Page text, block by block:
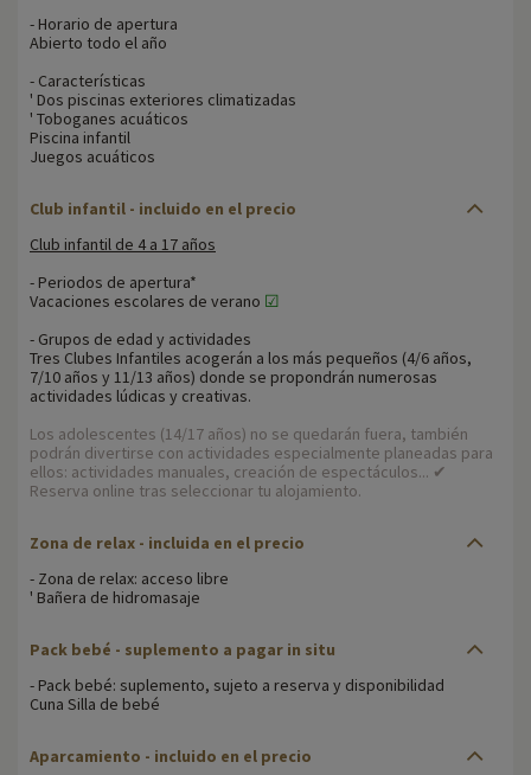
- Horario de apertura
Abierto todo el año
- Características
' Dos piscinas exteriores climatizadas
' Toboganes acuáticos
Piscina infantil
Juegos acuáticos
Club infantil - incluido en el precio
Club infantil de 4 a 17 años
- Periodos de apertura*
Vacaciones escolares de verano ☑
- Grupos de edad y actividades
Tres Clubes Infantiles acogerán a los más pequeños (4/6 años,
7/10 años y 11/13 años) donde se propondrán numerosas
actividades lúdicas y creativas.
Los adolescentes (14/17 años) no se quedarán fuera, también
podrán divertirse con actividades especialmente planeadas para
ellos: actividades manuales, creación de espectáculos... ✔
Reserva online tras seleccionar tu alojamiento.
Zona de relax - incluida en el precio
- Zona de relax: acceso libre
' Bañera de hidromasaje
Pack bebé - suplemento a pagar in situ
- Pack bebé: suplemento, sujeto a reserva y disponibilidad
Cuna Silla de bebé
Aparcamiento - incluido en el precio